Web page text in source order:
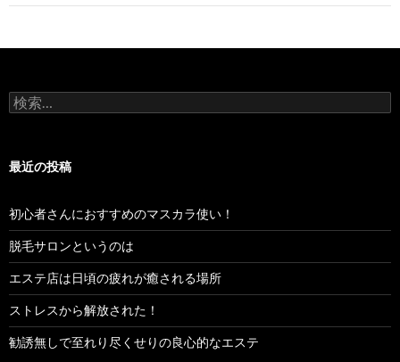
ゲ
ー
ョ
検
索:
最近の投稿
初心者さんにおすすめのマスカラ使い！
脱毛サロンというのは
エステ店は日頃の疲れが癒される場所
ストレスから解放された！
勧誘無しで至れり尽くせりの良心的なエステ